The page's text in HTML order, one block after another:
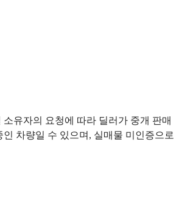
유자의 요청에 따라 딜러가 중개 판매
차량일 수 있으며, 실매물 미인증으로